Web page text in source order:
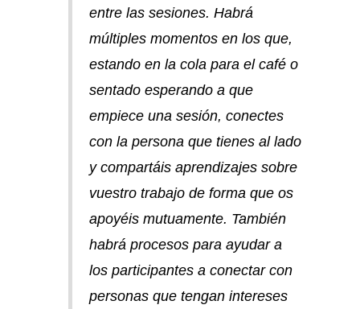
entre las sesiones. Habrá
múltiples momentos en los que,
estando en la cola para el café o
sentado esperando a que
empiece una sesión, conectes
con la persona que tienes al lado
y compartáis aprendizajes sobre
vuestro trabajo de forma que os
apoyéis mutuamente. También
habrá procesos para ayudar a
los participantes a conectar con
personas que tengan intereses